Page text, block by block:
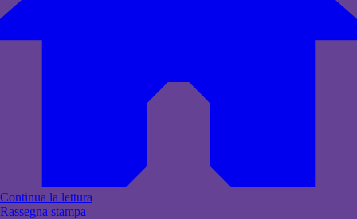
Continua la lettura
Rassegna stampa